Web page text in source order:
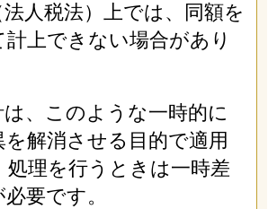
人税法）上では、同額を
上できない場合があり
、このような一時的に
解消させる目的で適用
処理を行うときは一時差
要です。